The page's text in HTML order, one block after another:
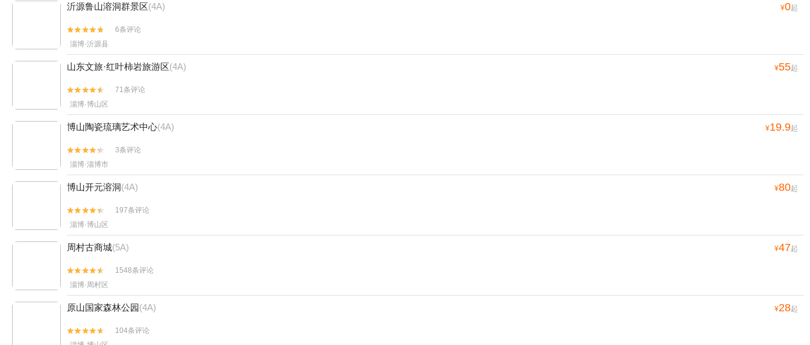
沂源鲁山溶洞群景区(4A) ¥0起


6条评论
淄博·沂源县
山东文旅·红叶柿岩旅游区(4A) ¥55起


71条评论
淄博·博山区
博山陶瓷琉璃艺术中心(4A) ¥19.9起


3条评论
淄博·淄博市
博山开元溶洞(4A) ¥80起


197条评论
淄博·博山区
周村古商城(5A) ¥47起


1548条评论
淄博·周村区
原山国家森林公园(4A) ¥28起


104条评论